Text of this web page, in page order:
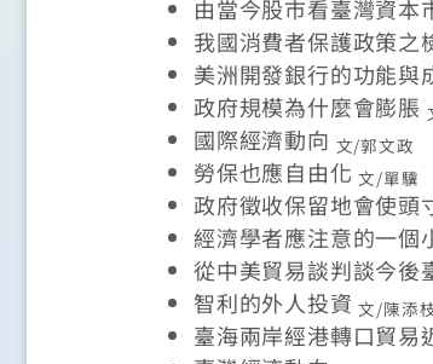
由當今股市看臺灣資本
我國消費者保護政策之
美洲開發銀行的功能與
政府規模為什麼會膨脹
國際經濟動向 文/郭文政
勞保也應自由化文/單驥
政府徵收保留地會使頭
經濟學者應注意的一個
從中美貿易談判談今後
智利的外人投資文/陳添
臺海兩岸經港轉口貿易